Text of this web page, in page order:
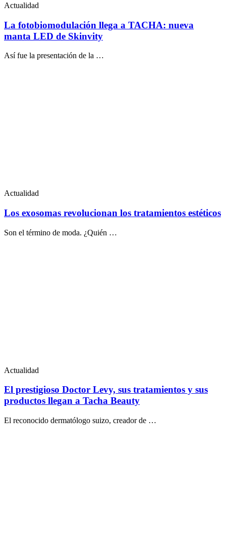
Actualidad
La fotobiomodulación llega a TACHA: nueva
manta LED de Skinvity
Así fue la presentación de la …
Actualidad
Los exosomas revolucionan los tratamientos estéticos
Son el término de moda. ¿Quién …
Actualidad
El prestigioso Doctor Levy, sus tratamientos y sus
productos llegan a Tacha Beauty
El reconocido dermatólogo suizo, creador de …